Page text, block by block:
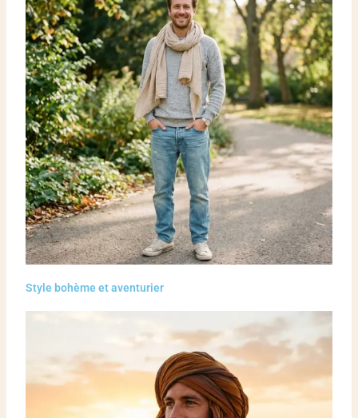
Style bohème et aventurier